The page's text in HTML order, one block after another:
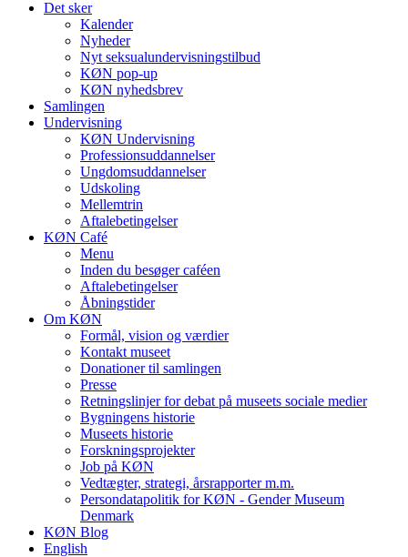
Det sker
Kalender
Nyheder
Nyt seksualundervisningstilbud
KØN pop-up
KØN nyhedsbrev
Samlingen
Undervisning
KØN Undervisning
Professionsuddannelser
Ungdomsuddannelser
Udskoling
Mellemtrin
Aftalebetingelser
KØN Café
Menu
Inden du besøger caféen
Aftalebetingelser
Åbningstider
Om KØN
Formål, vision og værdier
Kontakt museet
Donationer til samlingen
Presse
Retningslinjer for debat på museets sociale medier
Bygningens historie
Museets historie
Forskningsprojekter
Job på KØN
Vedtægter, strategi, årsrapporter m.m.
Persondatapolitik for KØN - Gender Museum
Denmark
KØN Blog
English